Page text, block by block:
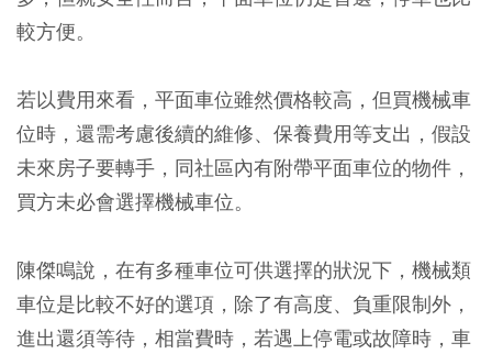
較方便。
若以費用來看，平面車位雖然價格較高，但買機械車
位時，還需考慮後續的維修、保養費用等支出，假設
未來房子要轉手，同社區內有附帶平面車位的物件，
買方未必會選擇機械車位。
陳傑鳴說，在有多種車位可供選擇的狀況下，機械類
車位是比較不好的選項，除了有高度、負重限制外，
進出還須等待，相當費時，若遇上停電或故障時，車